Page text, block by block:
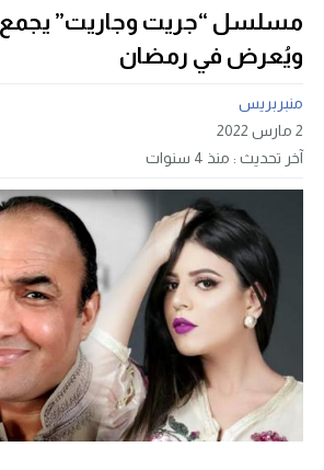
مسلسل “جريت وجاريت” يجمع
ويُعرض في رمضان
منبربريس
2 مارس 2022
آخر تحديث : منذ 4 سنوات